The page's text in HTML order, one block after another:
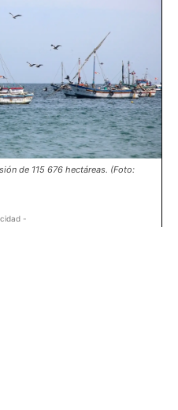
de 115 676 hectáreas. (Foto:
-